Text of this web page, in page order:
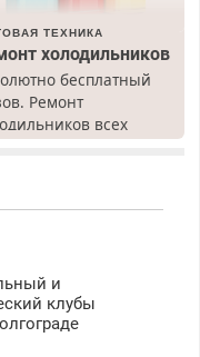
ТЕХНИКА
холодильников
бесплатный
Ремонт
всех
– скидки до
и
клубы